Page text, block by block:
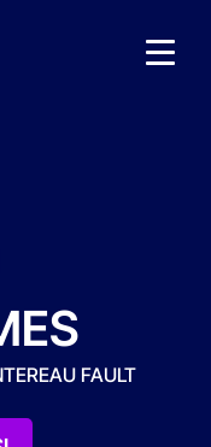
FAULT